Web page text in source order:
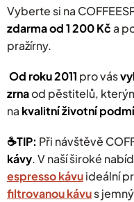
Vyberte si na
zdarma od 1 200 Kča
pražírny.
Od roku 2011 pro vás
zrnaod pěstitelů,
na kvalitní životní
☕️TIP: Při návštěvě
kávy.V naší široké
espresso kávuideální
filtrovanou kávus